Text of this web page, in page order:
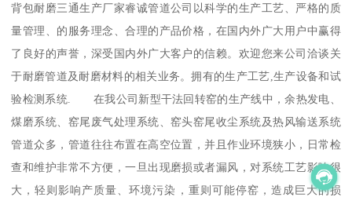
背包耐磨三通生产厂家睿诚管道公司以科学的生产工艺、严格的质
量管理、的服务理念、合理的产品价格，在国内外广大用户中赢得
了良好的声誉，深受国内外广大客户的信赖。欢迎您来公司洽谈关
于耐磨管道及耐磨材料的相关业务。拥有的生产工艺,生产设备和试
验检测系统. 在我公司新型干法回转窑的生产线中，余热发电、
煤磨系统、窑尾废气处理系统、窑头窑尾收尘系统及热风输送系统
管道众多，管道往往布置在高空位置，并且作业环境狭小，日常检
查和维护非常不方便，一旦出现磨损或者漏风，对系统工艺影响很
大，轻则影响产质量、环境污染，重则可能停窑，造成巨大的损